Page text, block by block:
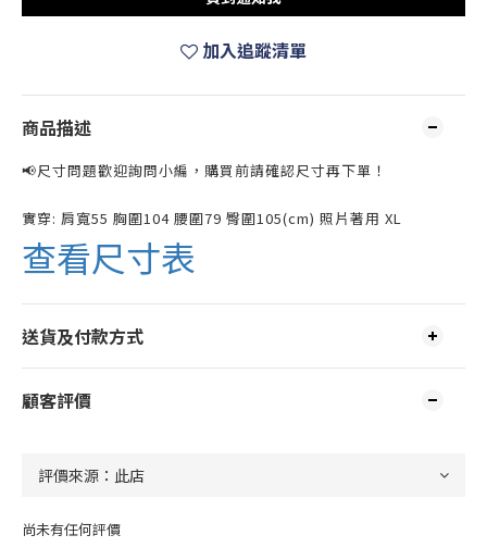
加入追蹤清單
商品描述
📢尺寸問題歡迎詢問小編，購買前請確認尺寸再下單！
實穿: 肩寬55 胸圍104 腰圍79 臀圍105(cm) 照片著用 XL
查看尺寸表
送貨及付款方式
顧客評價
尚未有任何評價